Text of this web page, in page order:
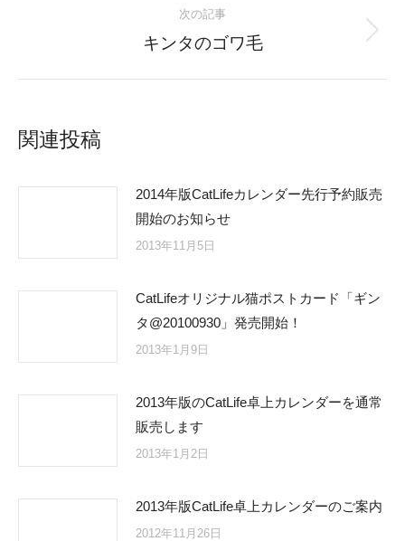
次の記事
Next
キンタのゴワ毛
関連投稿
2014年版CatLifeカレンダー先行予約販売
開始のお知らせ
2013年11月5日
CatLifeオリジナル猫ポストカード「ギン
タ@20100930」発売開始！
2013年1月9日
2013年版のCatLife卓上カレンダーを通常
販売します
2013年1月2日
2013年版CatLife卓上カレンダーのご案内
2012年11月26日